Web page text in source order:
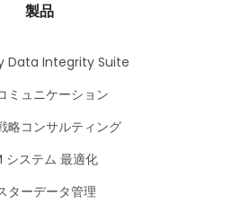
製品
Data Integrity Suite
ミュニケーション
略コンサルティング
システム 最適化
ターデータ管理